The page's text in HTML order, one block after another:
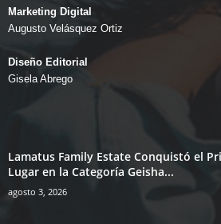
Marketing Digital
Augusto Velásquez Ortiz
Diseño Editorial
Gisela Abrego
Lamatus Family Estate Conquistó el
Lugar en la Categoría Geisha...
agosto 3, 2026